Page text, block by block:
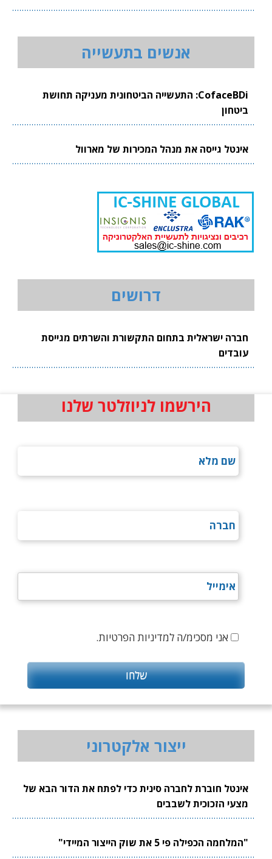
אנשים בתעשייה
CofaceBDi: התעשייה הביטחונית מעניקה תחושת
ביטחון
אינטל גייסה את מנהל המכירות של מארוול
דרושים
חברה ישראלית בתחום התקשורת והשרתים מגייסת
עובדים
הירשמו לניוזלטר שלנו
אני מסכימ/ה למדיניות הפרטיות.
ייצור אלקטרוני
אינטל חוברת לחברה סינית כדי לפתח את הדור הבא של
מצעי הזכוכית לשבבים
"המלחמה הכפילה פי 5 את שוק הייצור המיידי"